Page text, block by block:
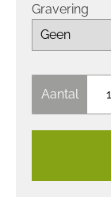
Gravering
Aantal